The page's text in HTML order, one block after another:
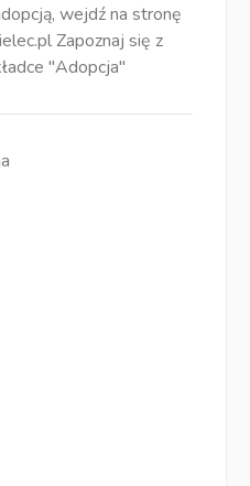
wejdź na stronę
Zapoznaj się z
"Adopcja"